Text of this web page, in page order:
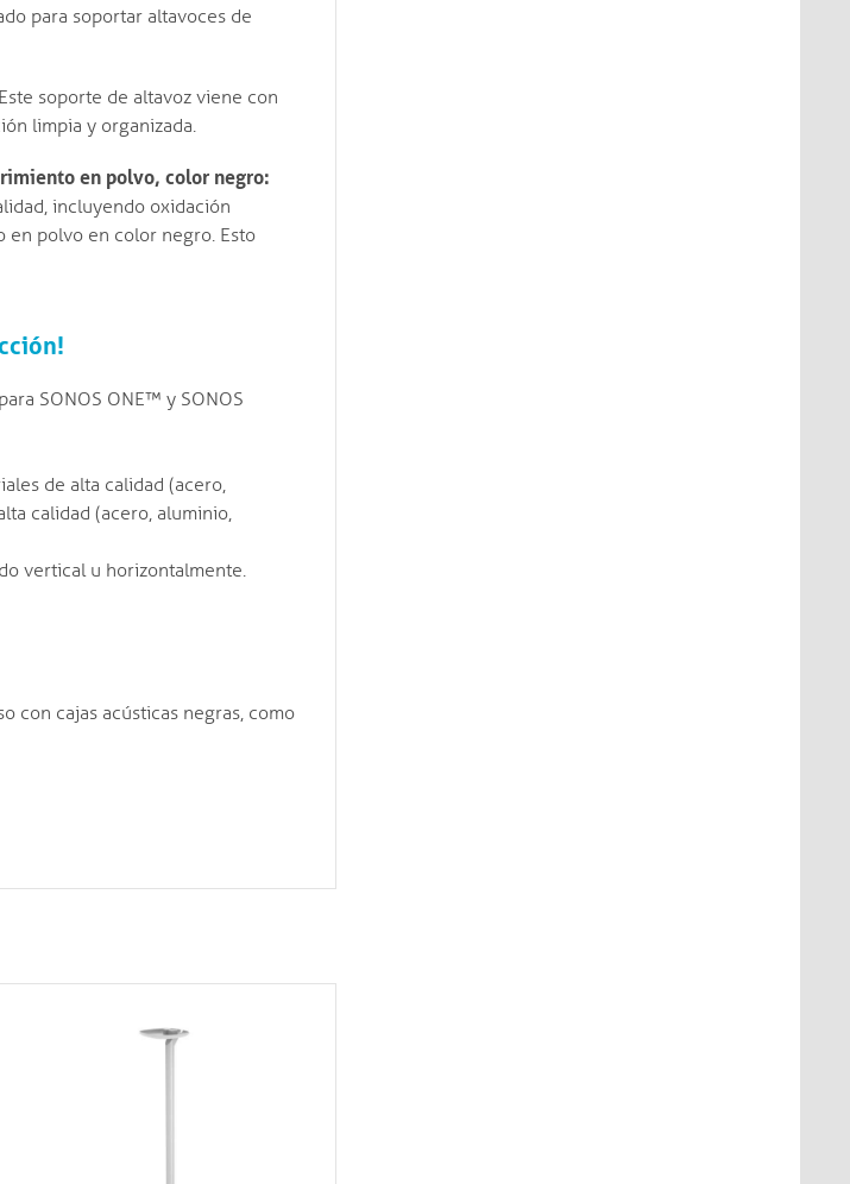
para soportar altavoces de
soporte de altavoz viene con
limpia y organizada.
en polvo, color negro:
incluyendo oxidación
en polvo en color negro. Esto
SONOS ONE™ y SONOS
de alta calidad (acero,
calidad (acero, aluminio,
vertical u horizontalmente.
con cajas acústicas negras, como